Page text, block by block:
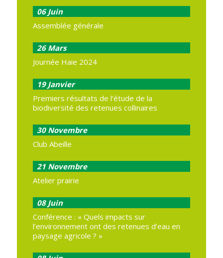
06 Juin
Assemblée générale
26 Mars
Journée Haie 2024
19 Janvier
Premiers résultats de l’étude de la
biodiversité des retenues collinaires
30 Novembre
Club Abeille
21 Novembre
Atelier prairie
08 Juin
Conférence : « Quels impacts sur
l’environnement ont des retenues d’eau en
paysage agricole ? »